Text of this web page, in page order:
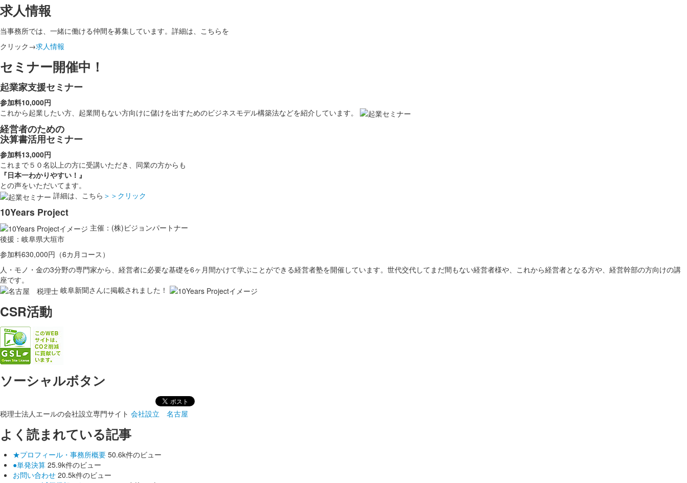
求人情報
当事務所では、一緒に働ける仲間を募集しています。詳細は、こちらを
クリック→求人情報
セミナー開催中！
起業家支援セミナー
参加料10,000円
これから起業したい方、起業間もない方向けに儲けを出すためのビジネスモデル構築法などを紹介しています。
経営者のための
決算書活用セミナー
参加料13,000円
これまで５０名以上の方に受講いただき、同業の方からも
『日本一わかりやすい！』
との声をいただいてます。
詳細は、こちら ＞＞クリック
10Years Project
主催：(株)ビジョンパートナー
後援：岐阜県大垣市
参加料630,000円（6カ月コース）
人・モノ・金の3分野の専門家から、経営者に必要な基礎を6ヶ月間かけて学ぶことができる経営者塾を開催しています。世代交代してまだ間もない経営者様や、これから経営者となる方や、経営幹部の方向けの講
座です。
岐阜新聞さんに掲載されました！
CSR活動
ソーシャルボタン
税理士法人エールの会社設立専門サイト 会社設立 名古屋
よく読まれている記事
★プロフィール・事務所概要 50.6k件のビュー
●単発決算 25.9k件のビュー
お問い合わせ 20.5k件のビュー